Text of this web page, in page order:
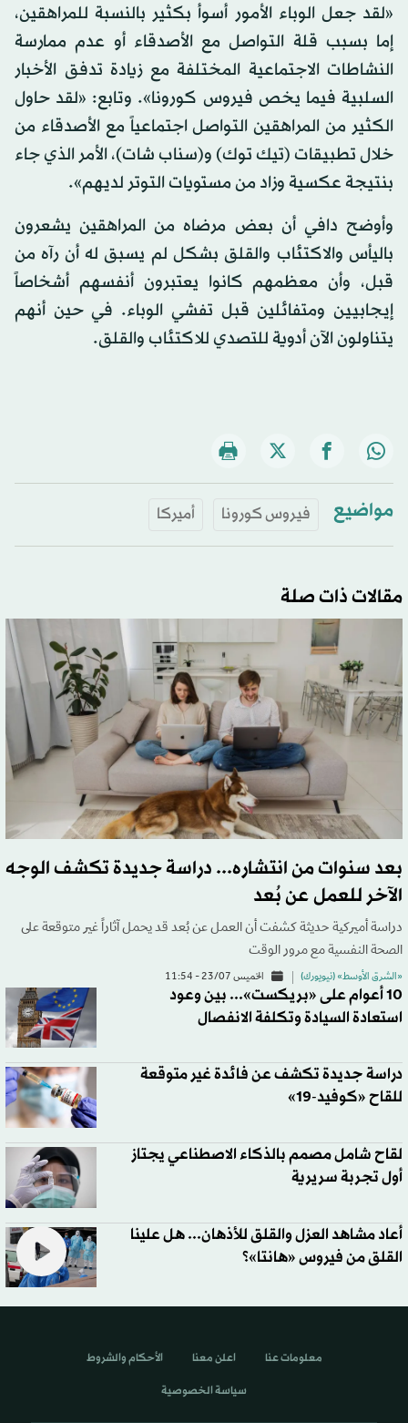
«لقد جعل الوباء الأمور أسوأ بكثير بالنسبة للمراهقين،
إما بسبب قلة التواصل مع الأصدقاء أو عدم ممارسة
النشاطات الاجتماعية المختلفة مع زيادة تدفق الأخبار
السلبية فيما يخص فيروس كورونا». وتابع: «لقد حاول
الكثير من المراهقين التواصل اجتماعياً مع الأصدقاء من
خلال تطبيقات (تيك توك) و(سناب شات)، الأمر الذي جاء
بنتيجة عكسية وزاد من مستويات التوتر لديهم».
وأوضح دافي أن بعض مرضاه من المراهقين يشعرون
باليأس والاكتئاب والقلق بشكل لم يسبق له أن رآه من
قبل، وأن معظمهم كانوا يعتبرون أنفسهم أشخاصاً
إيجابيين ومتفائلين قبل تفشي الوباء. في حين أنهم
يتناولون الآن أدوية للتصدي للاكتئاب والقلق.
مواضيع فيروس كورونا أميركا
مقالات ذات صلة
بعد سنوات من انتشاره... دراسة جديدة تكشف الوجه
الآخر للعمل عن بُعد
دراسة أميركية حديثة كشفت أن العمل عن بُعد قد يحمل آثاراً غير متوقعة على
الصحة النفسية مع مرور الوقت
«الشرق الأوسط» (نيويورك) الخميس 23/07 - 11:54
10 أعوام على «بريكست»... بين وعود
استعادة السيادة وتكلفة الانفصال
دراسة جديدة تكشف عن فائدة غير متوقعة
للقاح «كوفيد-19»
لقاح شامل مصمم بالذكاء الاصطناعي يجتاز
أول تجربة سريرية
أعاد مشاهد العزل والقلق للأذهان... هل علينا
القلق من فيروس «هانتا»؟
معلومات عنا اعلن معنا الأحكام والشروط
سياسة الخصوصية